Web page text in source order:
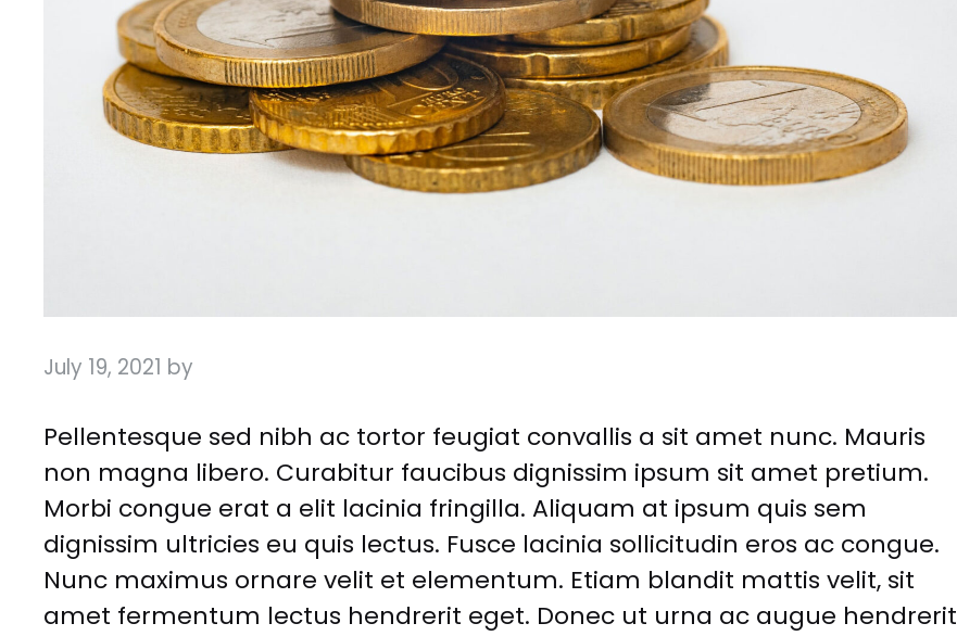
July 19, 2021 by
Pellentesque sed nibh ac tortor feugiat convallis a sit amet nunc. Mauris
non magna libero. Curabitur faucibus dignissim ipsum sit amet pretium.
Morbi congue erat a elit lacinia fringilla. Aliquam at ipsum quis sem
dignissim ultricies eu quis lectus. Fusce lacinia sollicitudin eros ac congue.
Nunc maximus ornare velit et elementum. Etiam blandit mattis velit, sit
amet fermentum lectus hendrerit eget. Donec ut urna ac augue hendrerit